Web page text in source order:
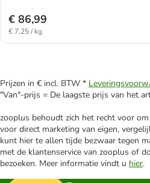
€ 86,99
€ 7,25 / kg
Prijzen in € incl. BTW *
"Van"-prijs = De laagste prijs van het
zooplus behoudt zich het recht voor
voor direct marketing van eigen,
kunt hier te allen tijde bezwaar tegen
met de klantenservice van zooplus of
bezoeken. Meer informatie vindt u hier.